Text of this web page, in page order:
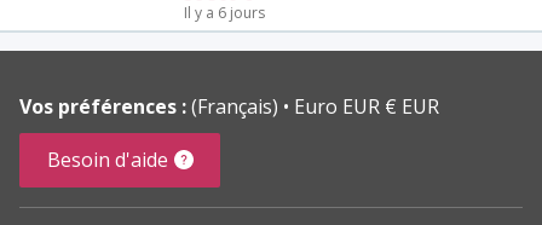
Il y a 6 jours
Vos préférences :(Français)
Euro EUR € EUR
Besoin d'aide